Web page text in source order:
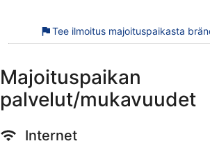
työtuolit ja puhelin. Pyyhkeiden vaihto ja
ovat saatavilla pyynnöstä. Siivous on
Courtyard by Marriott Curacao sijaitsee
kävelymatkan päässä kohteesta
Majoituspaikassa on saatavilla ilmainen Wi-
Tee ilmoitus majoituspaikasta
Majoituspaikan
palvelut/mukavuudet
Internet